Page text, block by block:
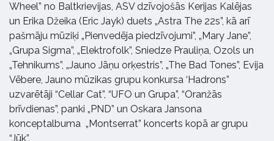
Wheel” no Baltkrievijas, ASV dzīvojošās Kerijas Kalējas
un Erika Džeika (Eric Jayk) duets „Astra The 22s”, kā arī
pašmāju mūziķi „Pienvedēja piedzīvojumi”, „Mary Jane”,
„Grupa Sigma”, „Elektrofolk”, Sniedze Prauliņa, Ozols un
„Tehnikums”, „Jauno Jāņu orķestris”, „The Bad Tones”, Evija
Vēbere, Jauno mūzikas grupu konkursa ‘Hadrons”
uzvarētāji “Cellar Cat”, “UFO un Grupa”, “Oranžās
brīvdienas”, panki „PND” un Oskara Jansona
konceptalbuma „Montserrat” koncerts kopā ar grupu
“Jūk”.